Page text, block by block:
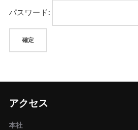
パスワード:
アクセス
本社